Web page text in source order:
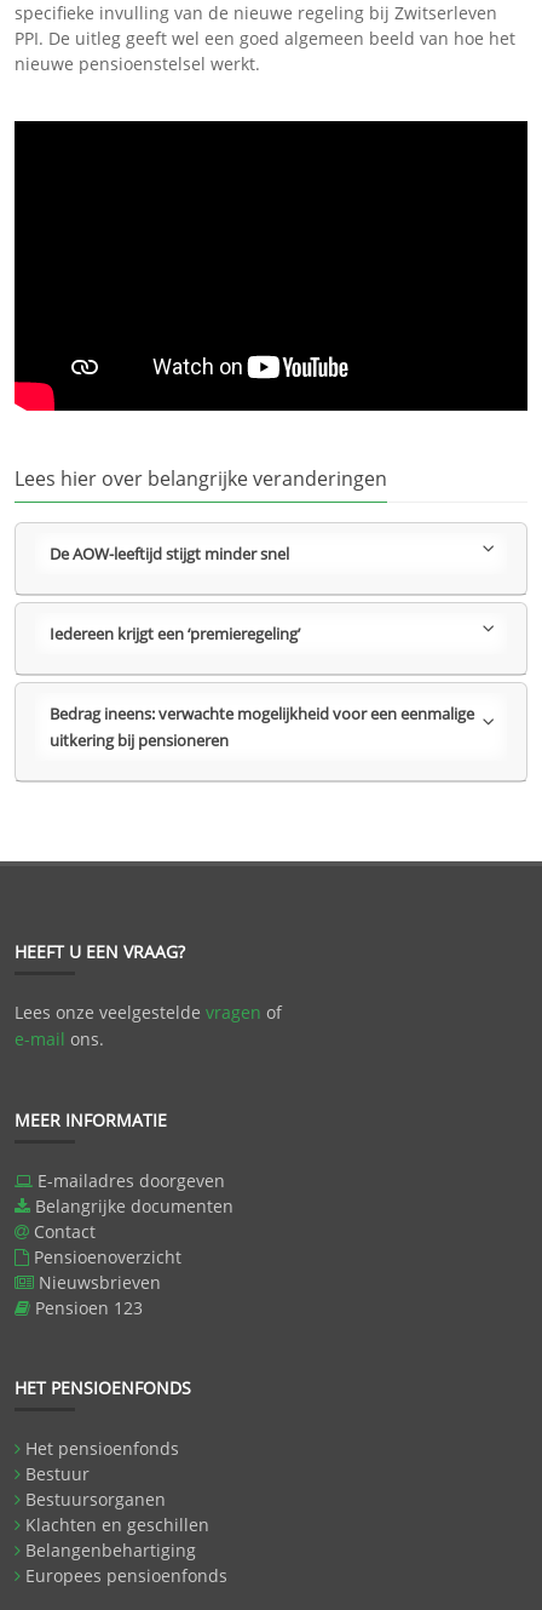
specifieke invulling van de nieuwe regeling bij Zwitserleven
PPI. De uitleg geeft wel een goed algemeen beeld van hoe het
nieuwe pensioenstelsel werkt.
Lees hier over belangrijke veranderingen
De AOW-leeftijd stijgt minder snel
Iedereen krijgt een ‘premieregeling’
Bedrag ineens: verwachte mogelijkheid voor een eenmalige
uitkering bij pensioneren
HEEFT U EEN VRAAG?
Lees onze veelgestelde vragen of
e-mail ons.
MEER INFORMATIE
E-mailadres doorgeven
Belangrijke documenten
Contact
Pensioenoverzicht
Nieuwsbrieven
Pensioen 123
HET PENSIOENFONDS
Het pensioenfonds
Bestuur
Bestuursorganen
Klachten en geschillen
Belangenbehartiging
Europees pensioenfonds